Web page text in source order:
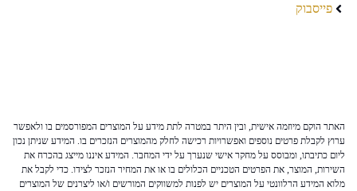
פייסבוק
האתר הוקם מיוזמה אישית, ובין היתר במטרה לתת מידע על המוצרים המפורסמים בו ולאפשר
ערוץ לקבלת פרטים נוספים ואפשרויות רכישה לחלק מהמוצרים הנזכרים בו. המידע שניתן נכון
ליום כתיבתו, ומבוסס על מחקר אישי שנערך על ידי המחבר. המידע איננו מייצג בהכרח את
השירות, המוצר, את הפרטים הטכניים הכלולים בו או את המחיר הנזכר לצידו. כדי לקבל את
מלוא המידע הרלוונטי על המוצרים יש לפנות למשווקים המורשים ו/או ליצרנים של המוצרים